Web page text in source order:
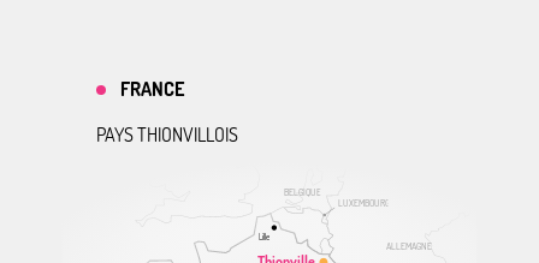
ALLEMAGNE
BELGIQUE
LUXEMBOURG
Lille
FRANCE
PAYS THIONVILLOIS